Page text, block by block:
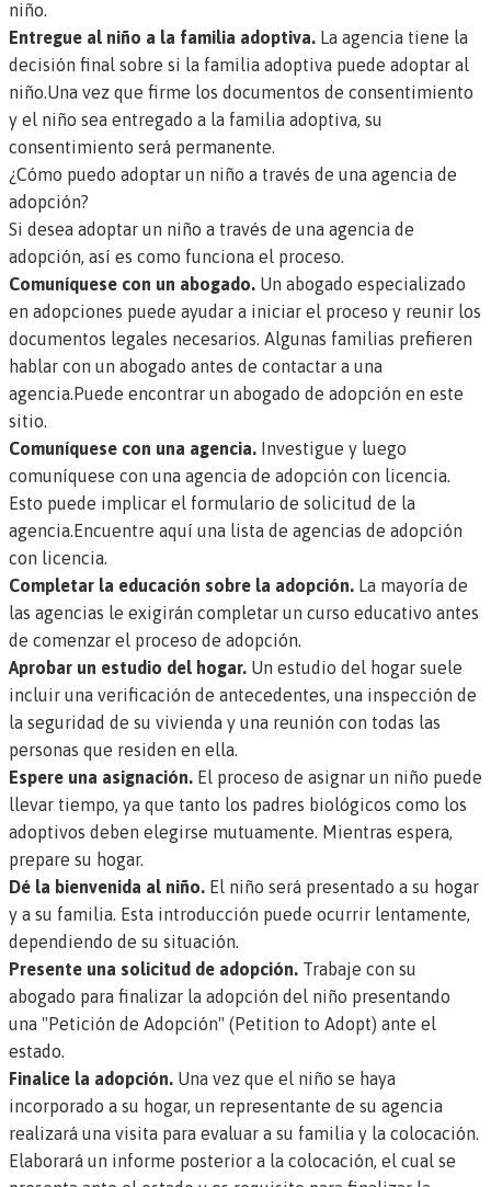
niño.
Entregue al niño a la familia adoptiva. La agencia tiene la
decisión final sobre si la familia adoptiva puede adoptar al
niño.Una vez que firme los documentos de consentimiento
y el niño sea entregado a la familia adoptiva, su
consentimiento será permanente.
¿Cómo puedo adoptar un niño a través de una agencia de
adopción?
Si desea adoptar un niño a través de una agencia de
adopción, así es como funciona el proceso.
Comuníquese con un abogado. Un abogado especializado
en adopciones puede ayudar a iniciar el proceso y reunir los
documentos legales necesarios. Algunas familias prefieren
hablar con un abogado antes de contactar a una
agencia.Puede encontrar un abogado de adopción en este
sitio.
Comuníquese con una agencia. Investigue y luego
comuníquese con una agencia de adopción con licencia.
Esto puede implicar el formulario de solicitud de la
agencia.Encuentre aquí una lista de agencias de adopción
con licencia.
Completar la educación sobre la adopción. La mayoría de
las agencias le exigirán completar un curso educativo antes
de comenzar el proceso de adopción.
Aprobar un estudio del hogar. Un estudio del hogar suele
incluir una verificación de antecedentes, una inspección de
la seguridad de su vivienda y una reunión con todas las
personas que residen en ella.
Espere una asignación. El proceso de asignar un niño puede
llevar tiempo, ya que tanto los padres biológicos como los
adoptivos deben elegirse mutuamente. Mientras espera,
prepare su hogar.
Dé la bienvenida al niño. El niño será presentado a su hogar
y a su familia. Esta introducción puede ocurrir lentamente,
dependiendo de su situación.
Presente una solicitud de adopción. Trabaje con su
abogado para finalizar la adopción del niño presentando
una "Petición de Adopción" (Petition to Adopt) ante el
estado.
Finalice la adopción. Una vez que el niño se haya
incorporado a su hogar, un representante de su agencia
realizará una visita para evaluar a su familia y la colocación.
Elaborará un informe posterior a la colocación, el cual se